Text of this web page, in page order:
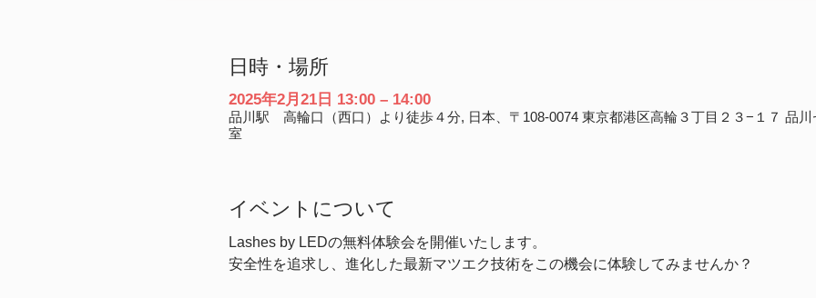
日時・場所
2025年2月21日 13:00 – 14:00
品川駅 高輪口（西口）より徒歩４分, 日本、〒108-0074 東京都港区高輪３丁目２３−１７ 品
室
イベントについて
Lashes by LEDの無料体験会を開催いたします。
安全性を追求し、進化した最新マツエク技術をこの機会に体験してみませんか？